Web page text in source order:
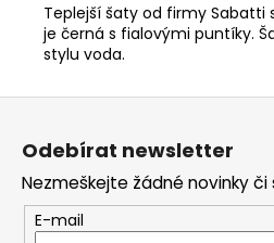
Teplejší šaty od firmy Sabatti
je černá s fialovými puntíky.
stylu voda.
Z
Odebírat newsletter
Nezmeškejte žádné novinky či
E-mail